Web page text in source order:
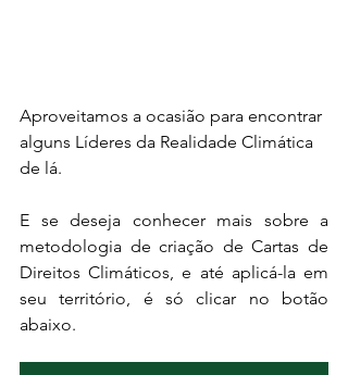
Aproveitamos a ocasião para encontrar
alguns Líderes da Realidade Climática
de lá.
E se deseja conhecer mais sobre a
metodologia de criação de Cartas de
Direitos Climáticos, e até aplicá-la em
seu território, é só clicar no botão
abaixo.